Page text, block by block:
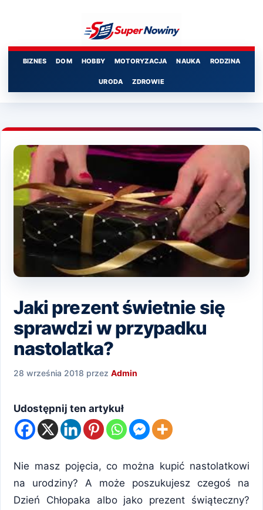
BIZNES DOM HOBBY MOTORYZACJA NAUKA RODZINA
URODA ZDROWIE
Jaki prezent świetnie się
sprawdzi w przypadku
nastolatka?
28 września 2018 przez Admin
Udostępnij ten artykuł
Nie masz pojęcia, co można kupić nastolatkowi
na urodziny? A może poszukujesz czegoś na
Dzień Chłopaka albo jako prezent świąteczny?